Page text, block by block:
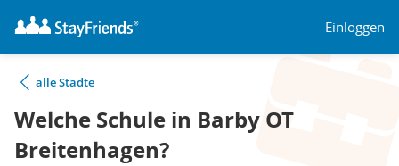
Einloggen
alle Städte
Welche Schule in Barby OT
Breitenhagen?